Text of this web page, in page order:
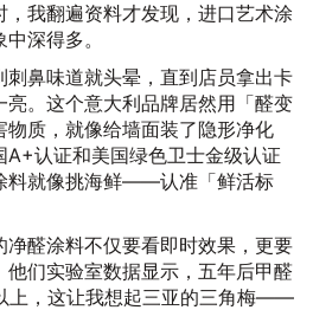
我翻遍资料才发现，进口艺术涂
深得多。
鼻味道就头晕，直到店员拿出卡
。这个意大利品牌居然用「醛变
质，就像给墙面装了隐形净化
A+认证和美国绿色卫士金级认证
料就像挑海鲜——认准「鲜活标
醛涂料不仅要看即时效果，更要
们实验室数据显示，五年后甲醛
上，这让我想起三亚的三角梅——